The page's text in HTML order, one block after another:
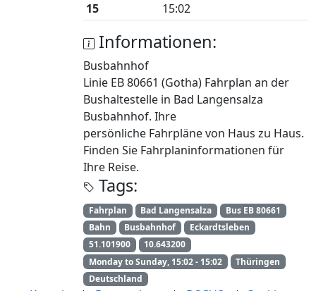
15
15:02
Informationen:
Busbahnhof
Linie EB 80661 (Gotha) Fahrplan an der
Bushaltestelle in Bad Langensalza
Busbahnhof. Ihre
persönliche Fahrpläne von Haus zu Haus.
Finden Sie Fahrplaninformationen für
Ihre Reise.
Tags:
Fahrplan Bad Langensalza
Bus EB 80661
Bahn
Busbahnhof
Eckardtsleben
51.101900
10.643200
Monday to Sunday, 15:02 - 15:02
Thüringen
Deutschland